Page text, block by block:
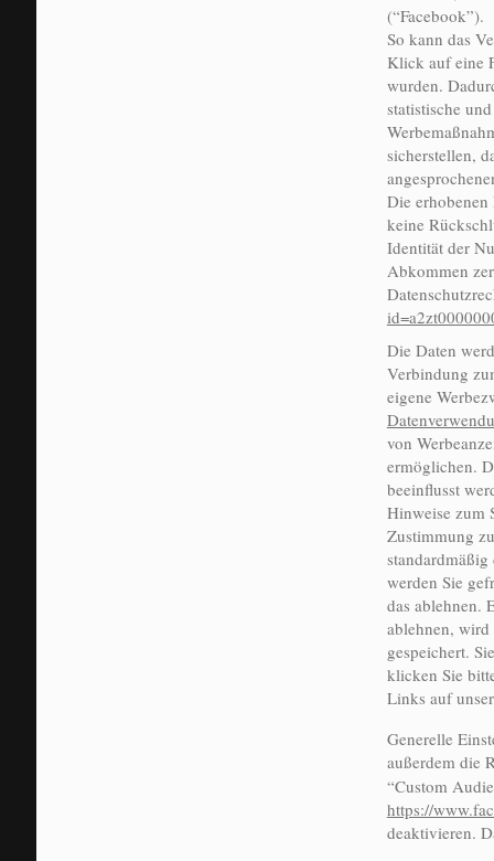
(“Facebook”).
So kann das
Klick auf eine
wurden.
statistische
sicherstellen,
Die
keine
Identität der
Abkommen
Die Daten
Verbindung
eigene
von
ermöglichen.
beeinflusst
Hinweise zum
Zustimmung
werden Sie
das ablehnen.
ablehnen,
gespeichert.
klicken Sie
Links auf
Generelle
außerdem die
“Custom
https://
deaktivieren.